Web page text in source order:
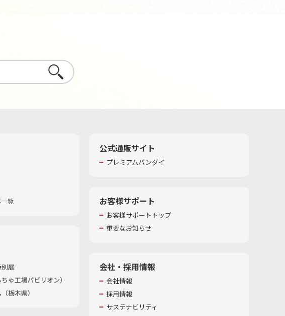
さがす
覧
別展
ゃ工場パビリオン）​
栃木県）
公式通販サイト
プレミアムバンダイ
お客様サポート
お客様サポートトップ
重要なお知らせ
会社・採用情報
会社情報
採用情報
サステナビリティ